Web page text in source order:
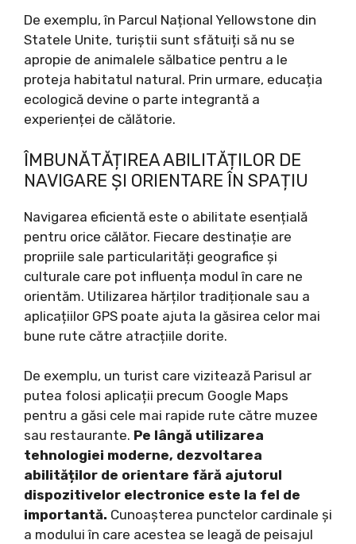
De exemplu, în Parcul Național Yellowstone din
Statele Unite, turiștii sunt sfătuiți să nu se
apropie de animalele sălbatice pentru a le
proteja habitatul natural. Prin urmare, educația
ecologică devine o parte integrantă a
experienței de călătorie.
ÎMBUNĂTĂȚIREA ABILITĂȚILOR DE
NAVIGARE ȘI ORIENTARE ÎN SPAȚIU
Navigarea eficientă este o abilitate esențială
pentru orice călător. Fiecare destinație are
propriile sale particularități geografice și
culturale care pot influența modul în care ne
orientăm. Utilizarea hărților tradiționale sau a
aplicațiilor GPS poate ajuta la găsirea celor mai
bune rute către atracțiile dorite.
De exemplu, un turist care vizitează Parisul ar
putea folosi aplicații precum Google Maps
pentru a găsi cele mai rapide rute către muzee
sau restaurante. Pe lângă utilizarea
tehnologiei moderne, dezvoltarea
abilităților de orientare fără ajutorul
dispozitivelor electronice este la fel de
importantă. Cunoașterea punctelor cardinale și
a modului în care acestea se leagă de peisajul